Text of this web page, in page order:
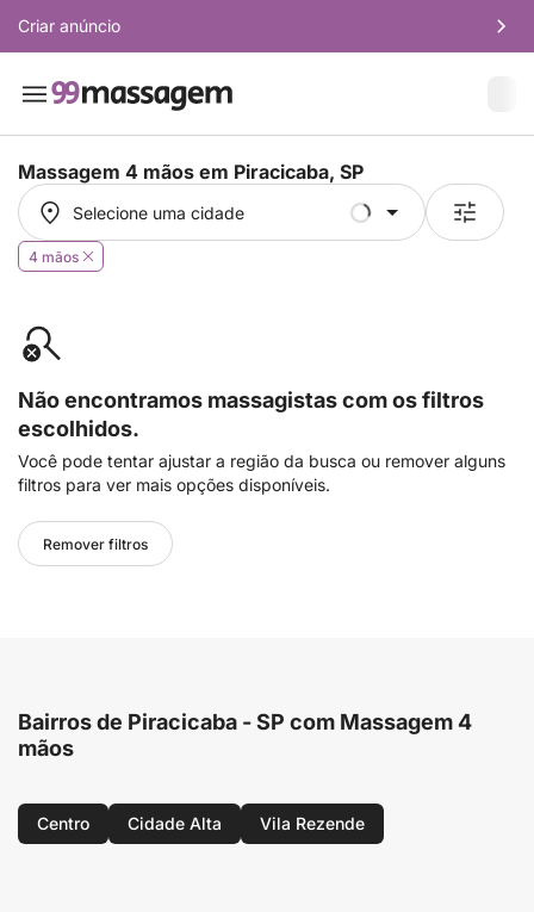
Criar anúncio
Massagem 4 mãos em Piracicaba, SP
Selecione uma cidade
Selecione uma cidade
4 mãos
Não encontramos massagistas com os filtros
escolhidos.
Você pode tentar ajustar a região da busca ou remover alguns
filtros para ver mais opções disponíveis.
Remover filtros
Bairros de Piracicaba - SP com Massagem 4
mãos
Centro Cidade Alta Vila Rezende